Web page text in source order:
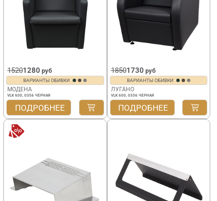
15201280 руб
ВАРИАНТЫ ОБИВКИ
МОДЕНА
VLK 600, 0356 ЧЕРНАЯ
ПОДРОБНЕЕ
18501730 руб
ВАРИАНТЫ ОБИВКИ
ЛУГАНО
VLK 600, 0356 ЧЕРНАЯ
ПОДРОБНЕЕ